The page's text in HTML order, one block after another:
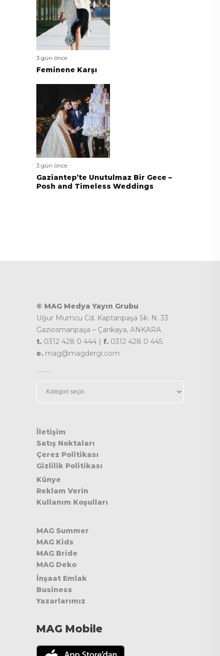
3 gün önce
Feminene Karşı
3 gün önce
Gaziantep’te Unutulmaz Bir Gece –
Posh and Timeless Weddings
© MAG Medya Yayın Grubu
Uğur Mumcu Cd. Kaptanpaşa Sk. N. 33
Gaziosmanpaşa – Çankaya, ANKARA
t. 0312 428 0 444 | f. 0312 428 0 445
e. mag@magdergi.com
İletişim
Satış Noktaları
Çerez Politikası
Gizlilik Politikası
Künye
Reklam Verin
Kullanım Koşulları
MAG Summer
MAG Kids
MAG Bride
MAG Deko
İnşaat Emlak
Business
Yazarlarımız
MAG Mobile